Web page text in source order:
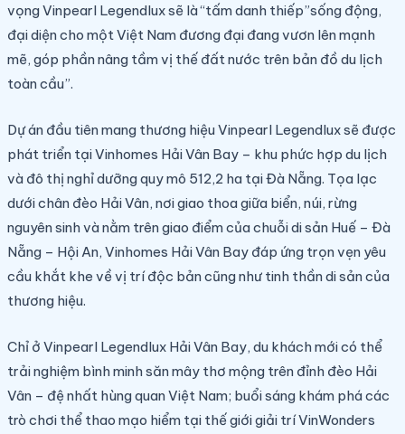
vọng Vinpearl Legendlux sẽ là “tấm danh thiếp”sống động,
đại diện cho một Việt Nam đương đại đang vươn lên mạnh
mẽ, góp phần nâng tầm vị thế đất nước trên bản đồ du lịch
toàn cầu”.
Dự án đầu tiên mang thương hiệu Vinpearl Legendlux sẽ được
phát triển tại Vinhomes Hải Vân Bay – khu phức hợp du lịch
và đô thị nghỉ dưỡng quy mô 512,2 ha tại Đà Nẵng. Tọa lạc
dưới chân đèo Hải Vân, nơi giao thoa giữa biển, núi, rừng
nguyên sinh và nằm trên giao điểm của chuỗi di sản Huế – Đà
Nẵng – Hội An, Vinhomes Hải Vân Bay đáp ứng trọn vẹn yêu
cầu khắt khe về vị trí độc bản cũng như tinh thần di sản của
thương hiệu.
Chỉ ở Vinpearl Legendlux Hải Vân Bay, du khách mới có thể
trải nghiệm bình minh săn mây thơ mộng trên đỉnh đèo Hải
Vân – đệ nhất hùng quan Việt Nam; buổi sáng khám phá các
trò chơi thể thao mạo hiểm tại thế giới giải trí VinWonders